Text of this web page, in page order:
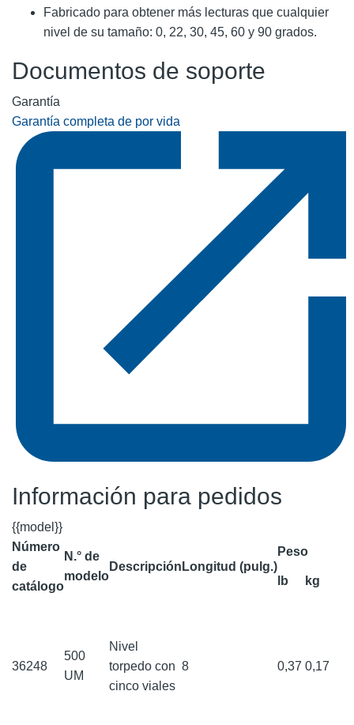
Fabricado para obtener más lecturas que cualquier
nivel de su tamaño: 0, 22, 30, 45, 60 y 90 grados.
Documentos de soporte
Garantía
Garantía completa de por vida
Información para pedidos
{{model}}
Número
de
catálogo
N.° de
modelo
Descripción Longitud (pulg.)
Peso
lb kg
36248
500
UM
Nivel
torpedo con
cinco viales
8 0,37 0,17